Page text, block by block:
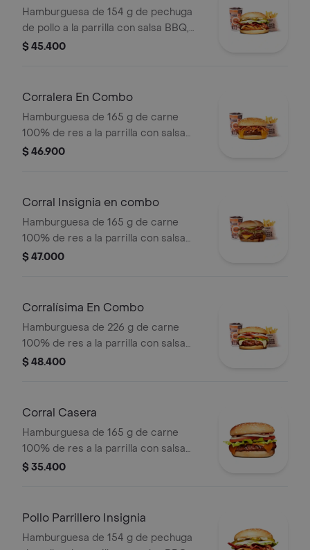
Hamburguesa de 154 g de pechuga
de pollo a la parrilla con salsa BBQ,
tocineta, una tajada de queso tipo
pan papa + papas medianas (Corral o
$ 45.400
Corralera En Combo
Hamburguesa de 165 g de carne
100% de res a la parrilla con salsa
bbq, tocineta, queso americano,
bebida pet
$ 46.900
Corral Insignia en combo
Hamburguesa de 165 g de carne
100% de res a la parrilla con salsa
BBQ, tocineta, queso americano,
mostaza en pan papa + papas Corral
$ 47.000
Corralísima En Combo
Hamburguesa de 226 g de carne
100% de res a la parrilla con salsa
bbq, queso mozzarella, tomate,
pet
$ 48.400
Corral Casera
Hamburguesa de 165 g de carne
100% de res a la parrilla con salsa
bbq, queso americano, cebolla en
$ 35.400
Pollo Parrillero Insignia
Hamburguesa de 154 g de pechuga